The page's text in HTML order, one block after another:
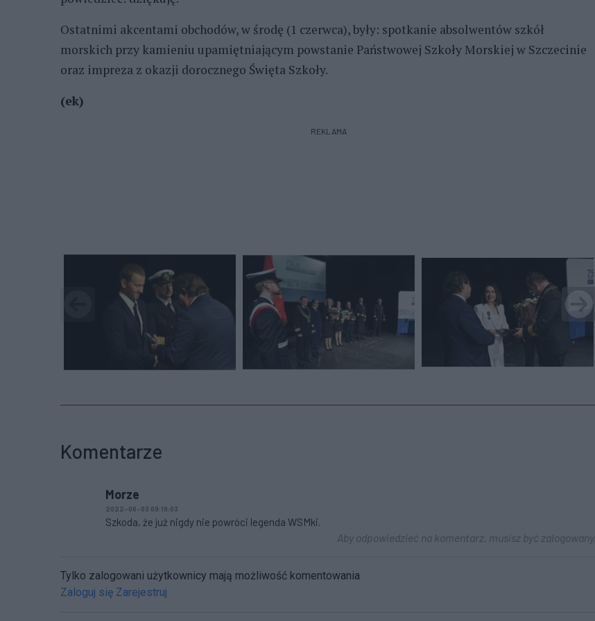
Ostatnimi akcentami obchodów, w środę (1 czerwca), były: spotkanie absolwentów szkół
morskich przy kamieniu upamiętniającym powstanie Państwowej Szkoły Morskiej w Szczecinie
oraz impreza z okazji dorocznego Święta Szkoły.
(ek)
REKLAMA
Komentarze
Morze
2022-06-03 09:19:03
Szkoda, że już nigdy nie powróci legenda WSMki.
Aby odpowiedzieć na komentarz, musisz być zalogowany.
Tylko zalogowani użytkownicy mają możliwość komentowania
Zaloguj się Zarejestruj